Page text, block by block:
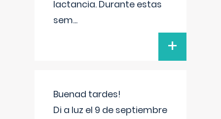
lactancia. Durante estas
sem...
+
Buenad tardes!
Di a luz el 9 de septiembre